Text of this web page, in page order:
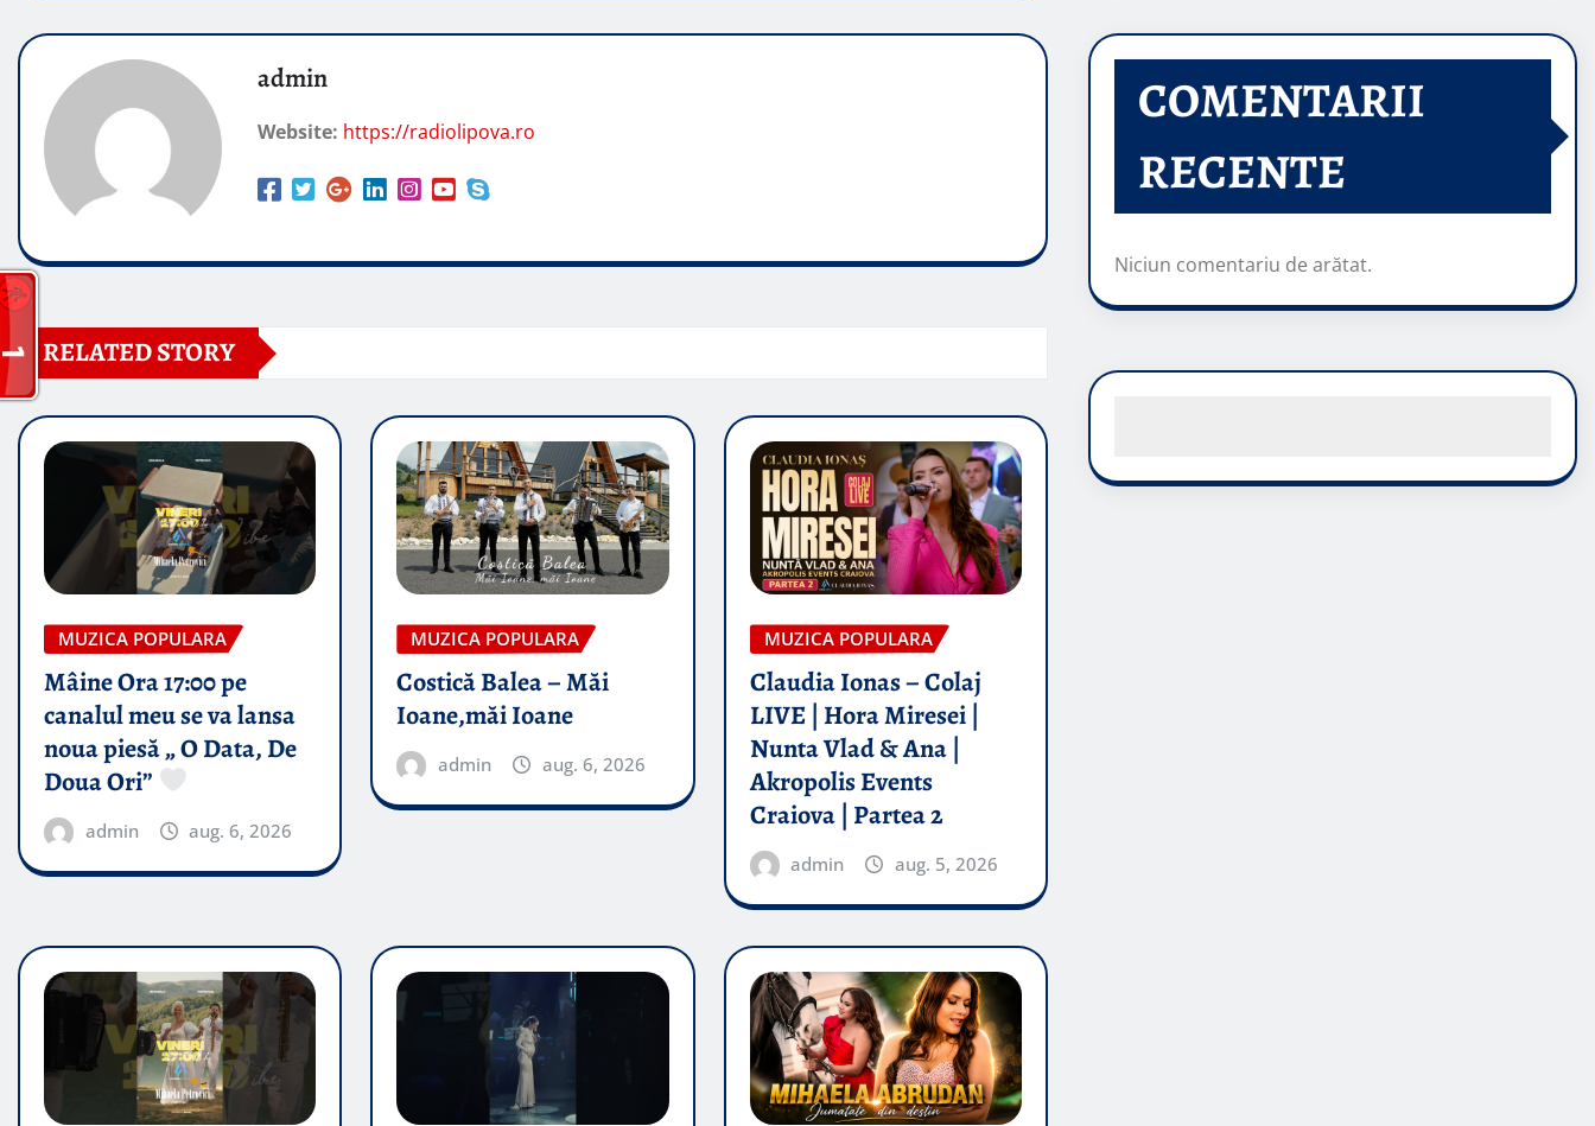
admin
Website: https://radiolipova.ro
RELATED STORY
MUZICA POPULARA
Mâine Ora 17:00 pe
canalul meu se va lansa
noua piesă „ O Data, De
Doua Ori”
admin aug. 6, 2026
MUZICA POPULARA
Costică Balea – Măi
Ioane,măi Ioane
admin aug. 6, 2026
MUZICA POPULARA
Claudia Ionas – Colaj
LIVE | Hora Miresei |
Nunta Vlad & Ana |
Akropolis Events
Craiova | Partea 2
admin aug. 5, 2026
COMENTARII
RECENTE
Niciun comentariu de arătat.